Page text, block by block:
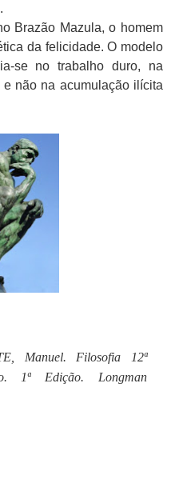
Brazão Mazula, o homem
da felicidade. O modelo
se no trabalho duro, na
não na acumulação ilícita
Manuel. Filosofia 12ª
1ª Edição. Longman